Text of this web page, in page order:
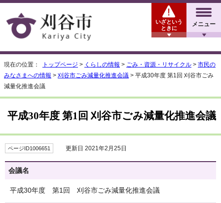
メニュー
いざという
ときに
現在の位置： トップページ > くらしの情報 > ごみ・資源・リサイクル > 市民の
みなさまへの情報 > 刈谷市ごみ減量化推進会議 > 平成30年度 第1回 刈谷市ごみ
減量化推進会議
平成30年度 第1回 刈谷市ごみ減量化推進会議
ページID1006651 更新日 2021年2月25日
会議名
平成30年度 第1回 刈谷市ごみ減量化推進会議